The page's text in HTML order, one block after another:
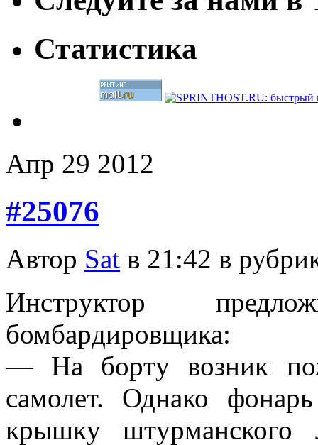
Статистика
Апр 29 2012
#25076
Автор Sat в 21:42 в
Инстpyктоp
бомбаpдиpовщика:
— Hа боpтy возник
самолет. Однако
кpышкy штypманского